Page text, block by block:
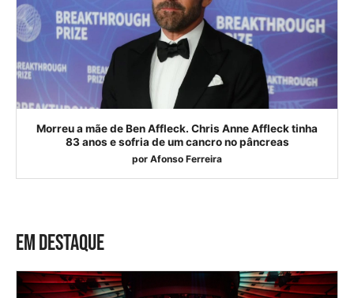
Morreu a mãe de Ben Affleck. Chris Anne Affleck tinha
83 anos e sofria de um cancro no pâncreas
por Afonso Ferreira
EM DESTAQUE